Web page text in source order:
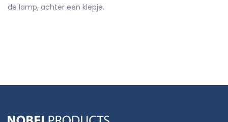
de lamp, achter een klepje.